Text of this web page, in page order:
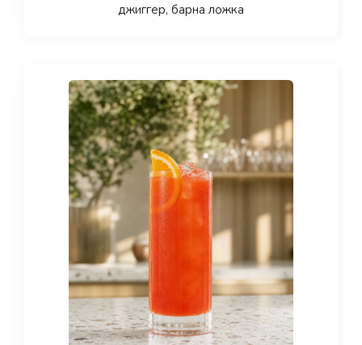
джиггер, барна ложка